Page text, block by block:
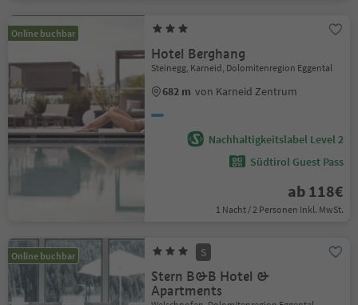
Online buchbar
Hotel Berghang
Steinegg, Karneid, Dolomitenregion Eggental
682 m von Karneid Zentrum
Nachhaltigkeitslabel Level 2
Südtirol Guest Pass
ab 118€
1 Nacht / 2 Personen Inkl. MwSt.
Online buchbar S
Stern B&B Hotel &
Apartments